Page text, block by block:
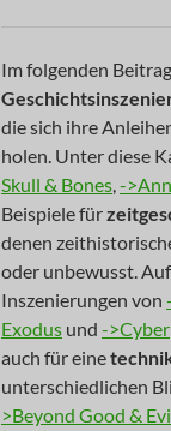
Im folgenden
die sich ihre
holen. Unter diese
Skull & Bones,-
Beispiele für
denen
oder unbewusst.
Inszenierungen von
Exodus und -
auch für eine
unterschiedlichen
>Beyond Good &